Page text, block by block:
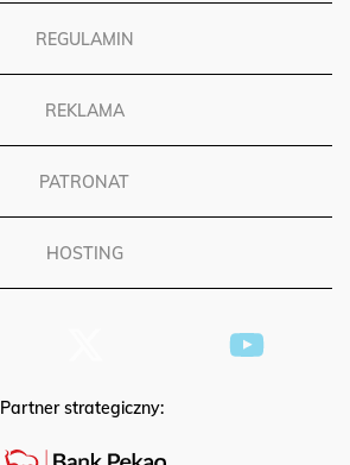
REGULAMIN
REKLAMA
PATRONAT
HOSTING
Partner strategiczny: